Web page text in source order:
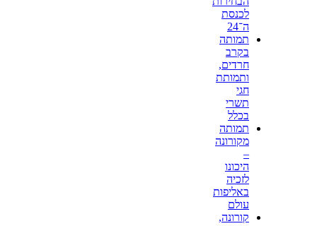
לכנסת
ה־24
תמותה
בקרב
חרדים,
ותמותת
חגי
תשרי
בכלל
תמותה
מקורונה
–
היכונו
לזכיה
באליפות
עולם
קורונה,